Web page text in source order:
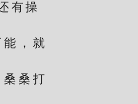
有操
，就
桑打